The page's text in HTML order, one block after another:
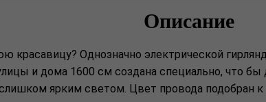
Описание
красавицу? Однозначно электрической
и дома 1600 см создана специально, что
ярким светом. Цвет провода подобран к